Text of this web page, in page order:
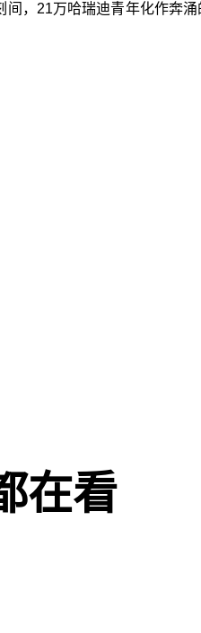
间，21万哈瑞迪青年化作奔
在看